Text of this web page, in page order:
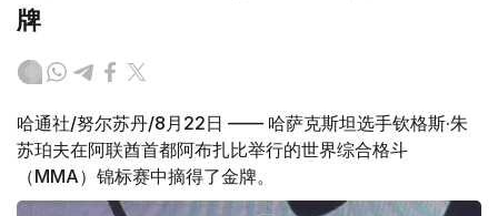
牌
哈通社/努尔苏丹/8月22日 —— 哈萨克斯坦选手钦格斯·朱
苏珀夫在阿联酋首都阿布扎比举行的世界综合格斗
（MMA）锦标赛中摘得了金牌。